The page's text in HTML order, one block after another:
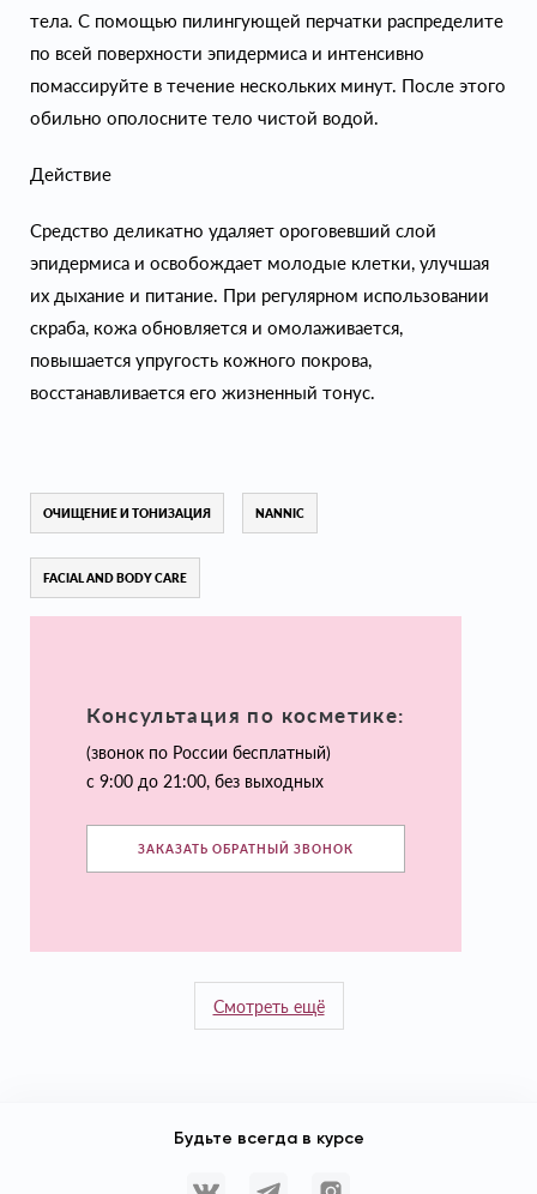
тела. С помощью пилингующей перчатки распределите
по всей поверхности эпидермиса и интенсивно
помассируйте в течение нескольких минут. После этого
обильно ополосните тело чистой водой.
Действие
Средство деликатно удаляет ороговевший слой
эпидермиса и освобождает молодые клетки, улучшая
их дыхание и питание. При регулярном использовании
скраба, кожа обновляется и омолаживается,
повышается упругость кожного покрова,
восстанавливается его жизненный тонус.
ОЧИЩЕНИЕ И ТОНИЗАЦИЯ NANNIC
FACIAL AND BODY CARE
Консультация по косметике:
(звонок по России бесплатный)
с 9:00 до 21:00, без выходных
ЗАКАЗАТЬ ОБРАТНЫЙ ЗВОНОК
Смотреть ещё
Будьте всегда в курсе